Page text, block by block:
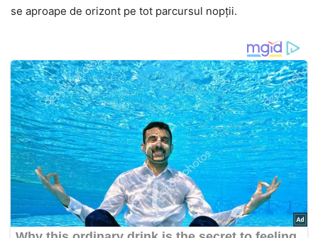
se aproape de orizont pe tot parcursul nopții.